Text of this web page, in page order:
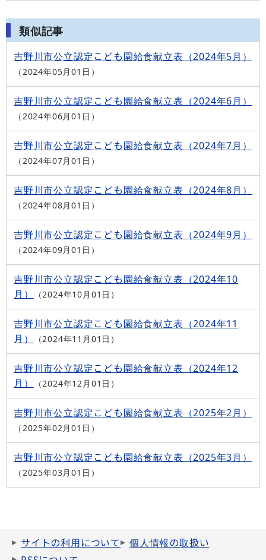
類似記事
吉野川市公立認定こども園給食献立表（2024年5月）
2024年05月01日
吉野川市公立認定こども園給食献立表（2024年6月）
2024年06月01日
吉野川市公立認定こども園給食献立表（2024年7月）
2024年07月01日
吉野川市公立認定こども園給食献立表（2024年8月）
2024年08月01日
吉野川市公立認定こども園給食献立表（2024年9月）
2024年09月01日
吉野川市公立認定こども園給食献立表（2024年10
月）
2024年10月01日
吉野川市公立認定こども園給食献立表（2024年11
月）
2024年11月01日
吉野川市公立認定こども園給食献立表（2024年12
月）
2024年12月01日
吉野川市公立認定こども園給食献立表（2025年2月）
2025年02月01日
吉野川市公立認定こども園給食献立表（2025年3月）
2025年03月01日
サイトの利用について
個人情報の取扱い